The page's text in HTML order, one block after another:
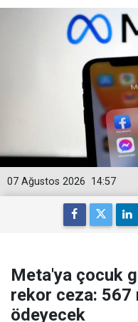
14:57
07 Ağustos 2026
Meta'ya çocuk
rekor ceza: 567
ödeyecek